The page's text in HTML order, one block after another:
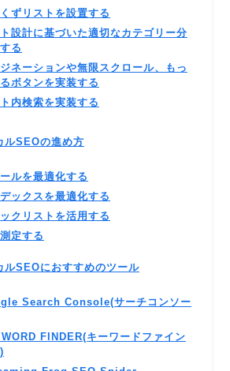
ずリストを設置する
設計に基づいた適切なカテゴリー分
る
ネーションや無限スクロール、もっ
ボタンを実装する
内検索を実装する
ルSEOの進め方
ルを最適化する
ックスを最適化する
クリストを活用する
定する
ルSEOにおすすめのツール
Search Console(サーチコンソー
FINDER(キーワードファイン